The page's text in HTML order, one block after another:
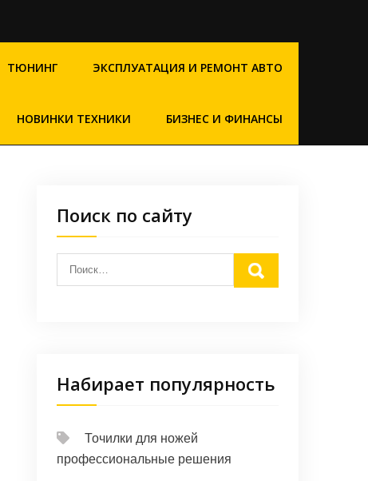
ТЮНИНГ ЭКСПЛУАТАЦИЯ И РЕМОНТ АВТО
НОВИНКИ ТЕХНИКИ БИЗНЕС И ФИНАНСЫ
Поиск по сайту
Набирает популярность
Точилки для ножей
профессиональные решения